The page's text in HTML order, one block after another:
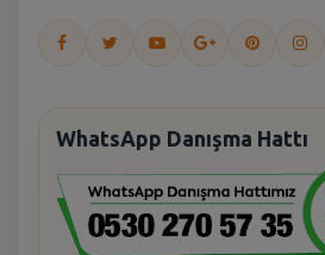
WhatsApp Danışma Hattı